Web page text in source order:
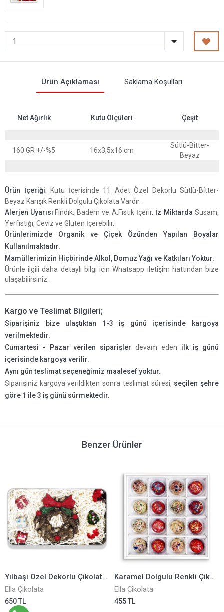
Ürün Açıklaması Saklama Koşulları
Net Ağırlık Kutu Ölçüleri Çeşit
160 GR +/-%5 16x3,5x16 cm
Sütlü-Bi̇tter-
Beyaz
Ürün İçeriği; Kutu İçeri̇si̇nde 11 Adet Özel Dekorlu Sütlü-Bi̇tter-
Beyaz Karışık Renkli̇ Dolgulu Çikolata Vardır.
Alerjen Uyarısı:Fındık, Badem ve A.Fıstık İçerir. İz Miktarda Susam,
Yerfıstığı, Ceviz ve Gluten İçerebilir.
Ürünlerimizde Organik ve Çiçek Özünden Yapılan Boyalar
Kullanılmaktadır.
Mamüllerimizin Hiçbirinde Alkol, Domuz Yağı ve Katkıları Yoktur.
Ürünle ilgili daha detaylı bilgi için Whatsapp iletişim hattından bize
ulaşabilirsiniz.
Kargo ve Teslimat Bilgileri;
Siparişiniz bize ulaştıktan 1-3 iş günü içerisinde kargoya
verilmektedir.
Cumartesi - Pazar verilen siparişler devam eden ilk iş günü
içerisinde kargoya verilir.
Aynı gün teslimat seçeneğimiz maalesef yoktur.
Siparişiniz kargoya verildikten sonra teslimat süresi, seçilen şehre
göre 1 ile 3 iş günü sürmektedir.
Benzer Ürünler
Yılbaşı Özel Dekorlu Çikolata ELLA0001167
Ella Çikolata
650 TL
Karamel Dolgulu Renkli Çikolata ELLA0001107
Ella Çikolata
455 TL